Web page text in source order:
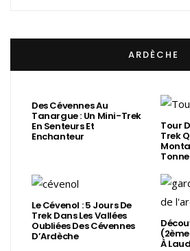
ARDÈCHE
Des Cévennes Au
Tanargue : Un Mini-Trek
En Senteurs Et
Enchanteur
Tour
Trek
Le Cévenol : 5 Jours De
Trek Dans Les Vallées
Oubliées Des Cévennes
D’Ardèche
À